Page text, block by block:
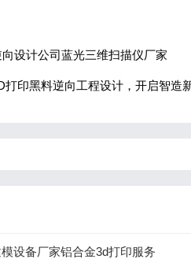
向设计公司蓝光三维扫描仪厂家
打印黑料逆向工程设计，开启智造
设备厂家铝合金3d打印服务